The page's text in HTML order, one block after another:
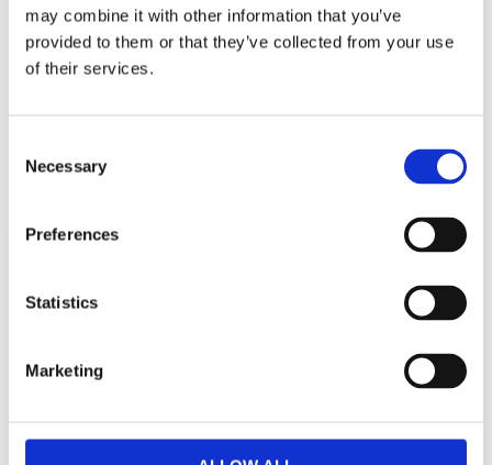
may combine it with other information that you’ve
provided to them or that they’ve collected from your use
of their services.
Selection
Necessary
Preferences
Statistics
Marketing
även: